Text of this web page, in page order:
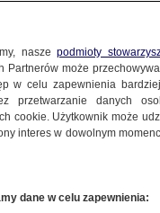
naszepodmioty
Partnerów może
w celu zapewnienia
przetwarzanie danych
cookie. Użytkownik może
interes w dowolnym
dane w celu zapewnienia: